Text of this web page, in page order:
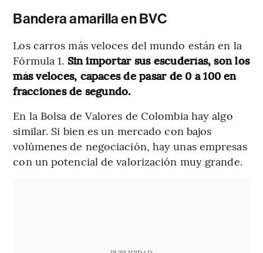
Bandera amarilla en BVC
Los carros más veloces del mundo están en la
Fórmula 1. Sin importar sus escuderías, son los
más veloces, capaces de pasar de 0 a 100 en
fracciones de segundo.
En la Bolsa de Valores de Colombia hay algo
similar. Si bien es un mercado con bajos
volúmenes de negociación, hay unas empresas
con un potencial de valorización muy grande.